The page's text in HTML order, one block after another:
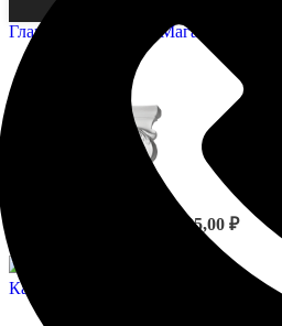
Главная страница Магазин
7 705,00 ₽
Капители - 1.15.005